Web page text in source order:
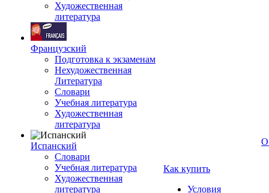
Художественная
литература
Французский
Подготовка к экзаменам
Нехудожественная
Литература
Словари
Учебная литература
Художественная
литература
Испанский
Словари
Учебная литература
Художественная
литература
Как купить
Условия
О